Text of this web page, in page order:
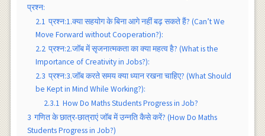
प्रश्न:
2.1 प्रश्न:1.क्या सहयोग के बिना आगे नहीं बढ़ सकते हैं? (Can’t We
Move Forward without Cooperation?):
2.2 प्रश्न:2.जॉब में सृजनात्मकता का क्या महत्व है? (What is the
Importance of Creativity in Jobs?):
2.3 प्रश्न:3.जॉब करते समय क्या ध्यान रखना चाहिए? (What Should
be Kept in Mind While Working?):
2.3.1 How Do Maths Students Progress in Job?
3 गणित के छात्र-छात्राएं जॉब में उन्नति कैसे करें? (How Do Maths
Students Progress in Job?)